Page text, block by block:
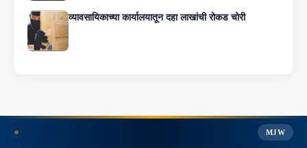
व्यावसायिकाच्या कार्यालयातून दहा लाखांची रोकड चोरी
MJW